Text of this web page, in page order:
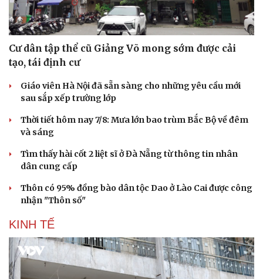
Cư dân tập thể cũ Giảng Võ mong sớm được cải
tạo, tái định cư
Giáo viên Hà Nội đã sẵn sàng cho những yêu cầu mới
sau sắp xếp trường lớp
Thời tiết hôm nay 7/8: Mưa lớn bao trùm Bắc Bộ về đêm
và sáng
Tìm thấy hài cốt 2 liệt sĩ ở Đà Nẵng từ thông tin nhân
dân cung cấp
Thôn có 95% đồng bào dân tộc Dao ở Lào Cai được công
nhận "Thôn số"
KINH TẾ